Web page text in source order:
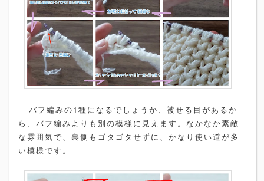
バフ編みの1種になるでしょうか、被せる目があるか
ら、バフ編みよりも別の模様に見えます。なかなか素敵
な雰囲気で、裏側もゴタゴタせずに、かなり使い道が多
い模様です。